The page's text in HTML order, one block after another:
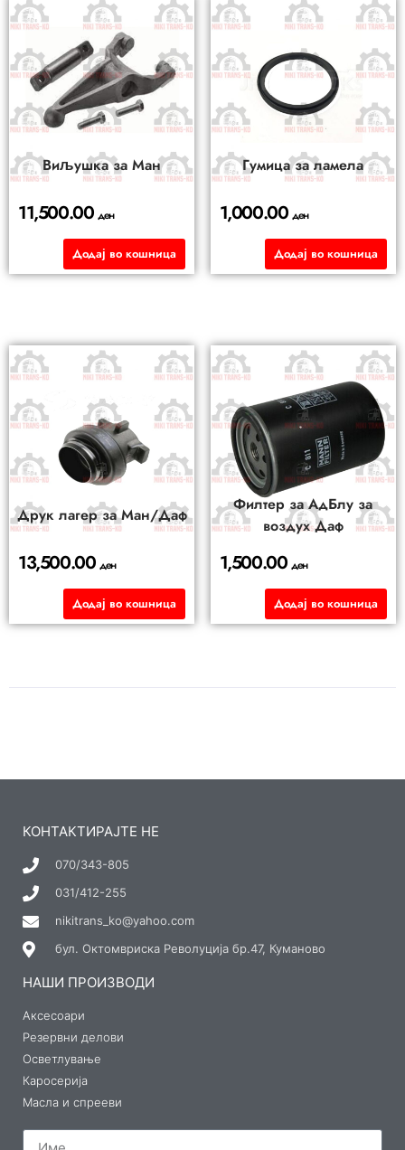
Виљушка за Ман
11,500.00 ден
Додај во кошница
Гумица за ламела
1,000.00 ден
Додај во кошница
Друк лагер за Ман/Даф
13,500.00 ден
Додај во кошница
Филтер за АдБлу за
воздух Даф
1,500.00 ден
Додај во кошница
КОНТАКТИРАЈТЕ НЕ
070/343-805
031/412-255
nikitrans_ko@yahoo.com
бул. Октомвриска Револуција бр.47, Куманово
НАШИ ПРОИЗВОДИ
Аксесоари
Резервни делови
Осветлување
Каросерија
Масла и спрееви